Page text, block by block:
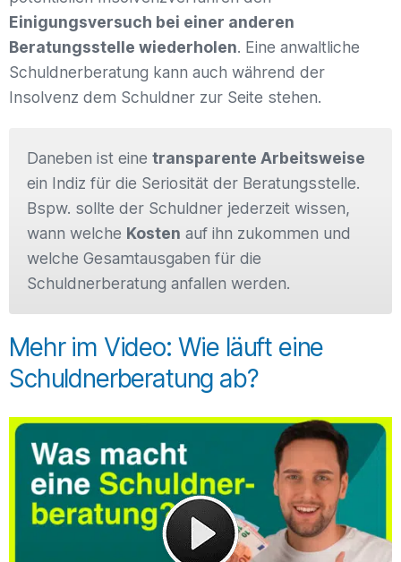
Einigungsversuch bei einer anderen
Beratungsstelle wiederholen. Eine anwaltliche
Schuldnerberatung kann auch während der
Insolvenz dem Schuldner zur Seite stehen.
Daneben ist eine transparente Arbeitsweise
ein Indiz für die Seriosität der Beratungsstelle.
Bspw. sollte der Schuldner jederzeit wissen,
wann welche Kosten auf ihn zukommen und
welche Gesamtausgaben für die
Schuldnerberatung anfallen werden.
Mehr im Video: Wie läuft eine
Schuldnerberatung ab?